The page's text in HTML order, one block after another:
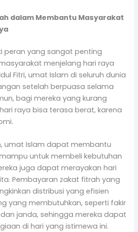
dalam Membantu Masyarakat
peran yang sangat penting
menjelang hari raya
Fitri, umat Islam di seluruh dunia
setelah berpuasa selama
bagi mereka yang kurang
raya bisa terasa berat, karena
umat Islam dapat membantu
untuk membeli kebutuhan
juga dapat merayakan hari
Pembayaran zakat fitrah yang
distribusi yang efisien
yang membutuhkan, seperti fakir
janda, sehingga mereka dapat
di hari yang istimewa ini.